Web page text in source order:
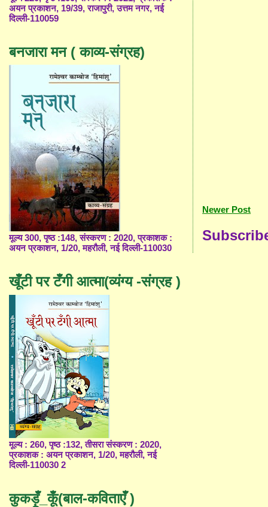
Newer Post
अयन प्रकाशन, 19/39, राजापुरी, उत्तम नगर, नई
दिल्ली-110059
बनजारा मन ( काव्य-संग्रह)
मूल्य 300, पृष्ठ :148, संस्करण : 2020, प्रकाशक :
अयन प्रकाशन, 1/20, महरौली, नई दिल्ली-110030
खूँटी पर टँगी आत्मा(व्यंग्य -संग्रह )
मूल्य : 260, पृष्ठ :132, तीसरा संस्करण : 2020,
प्रकाशक : अयन प्रकाशन, 1/20, महरौली, नई
दिल्ली-110030 2
कुकड़ूँ_कूँ(बाल-कविताएँ )